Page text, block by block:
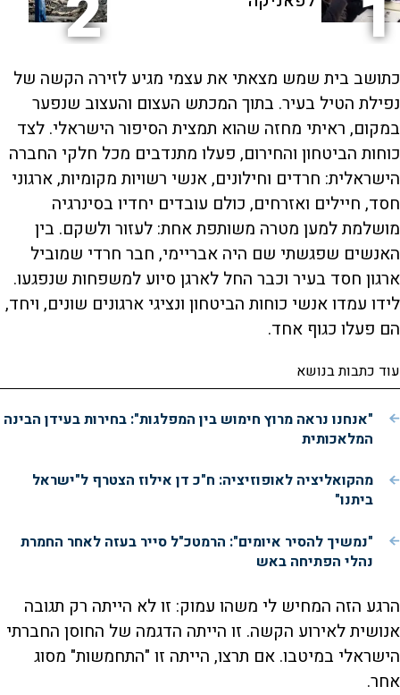
כתושב בית שמש מצאתי את עצמי מגיע לזירה הקשה של
נפילת הטיל בעיר. בתוך המכתש העצום והעצוב שנפער
במקום, ראיתי מחזה שהוא תמצית הסיפור הישראלי. לצד
כוחות הביטחון והחירום, פעלו מתנדבים מכל חלקי החברה
הישראלית: חרדים וחילונים, אנשי רשויות מקומיות, ארגוני
חסד, חיילים ואזרחים, כולם עובדים יחדיו בסינרגיה
מושלמת למען מטרה משותפת אחת: לעזור ולשקם. בין
האנשים שפגשתי שם היה אבריימי, חבר חרדי שמוביל
ארגון חסד בעיר וכבר החל לארגן סיוע למשפחות שנפגעו.
לידו עמדו אנשי כוחות הביטחון ונציגי ארגונים שונים, ויחד,
הם פעלו כגוף אחד.
עוד כתבות בנושא
"אנחנו נראה מרוץ חימוש בין המפלגות": בחירות בעידן הבינה
המלאכותית
מהקואליציה לאופוזיציה: ח"כ דן אילוז הצטרף ל"ישראל
ביתנו"
"נמשיך להסיר איומים": הרמטכ"ל סייר בעזה לאחר החמרת
נהלי הפתיחה באש
הרגע הזה המחיש לי משהו עמוק: זו לא הייתה רק תגובה
אנושית לאירוע הקשה. זו הייתה הדגמה של החוסן החברתי
הישראלי במיטבו. אם תרצו, הייתה זו "התחמשות" מסוג
אחר.